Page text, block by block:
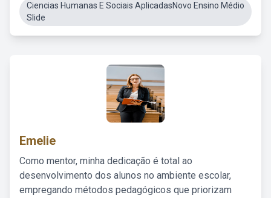
Ciencias Humanas E Sociais AplicadasNovo Ensino Médio
Slide
Emelie
Como mentor, minha dedicação é total ao
desenvolvimento dos alunos no ambiente escolar,
empregando métodos pedagógicos que priorizam